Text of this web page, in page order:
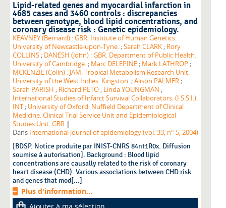
Lipid-related genes and myocardial infarction in
4685 cases and 3460 controls : discrepancies
between genotype, blood lipid concentrations, and
coronary disease risk : Genetic epidemiology.
KEAVNEY (Bernard) : GBR. Institute of Human Genetics.
University of Newcastle-upon-Tyne. ;Sarah CLARK ; Rory
COLLINS ; DANESH (John) : GBR. Department of Public Health.
University of Cambridge. ; Marc DELEPINE ; Mark LATHROP ;
MCKENZIE (Colin) : JAM. Tropical Metabolism Research Unit.
University of the West Indies. Kingston. ;Alison PALMER ;
Sarah PARISH ; Richard PETO ; Linda YOUNGMAN ;
International Studies of Infarct Survival Collaborators. (I.S.S.I.).
INT ; University of Oxford. Nuffield Department of Clinical
Medicine. Clinical Trial Service Unit and Epidemiological
Studies Unit. GBR |
Dans International journal of epidemiology (vol. 33, n° 5, 2004)
[BDSP. Notice produite par INIST-CNRS 84nt1R0x. Diffusion
soumise à autorisation]. Background : Blood lipid
concentrations are causally related to the risk of coronary
heart disease (CHD). Various associations between CHD risk
and genes that mod[...]
Plus d'information...